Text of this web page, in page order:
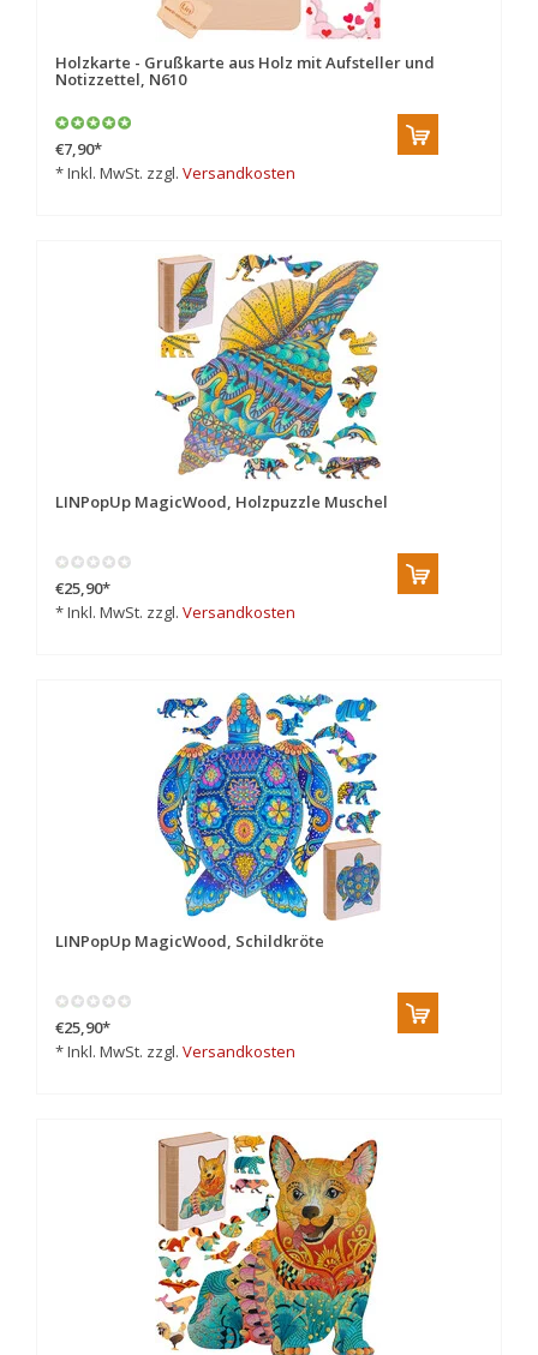
Holzkarte - Grußkarte aus Holz mit Aufsteller und
Notizzettel, N610
€7,90*
* Inkl. MwSt. zzgl. Versandkosten
LINPopUp MagicWood, Holzpuzzle Muschel
€25,90*
* Inkl. MwSt. zzgl. Versandkosten
LINPopUp MagicWood, Schildkröte
€25,90*
* Inkl. MwSt. zzgl. Versandkosten